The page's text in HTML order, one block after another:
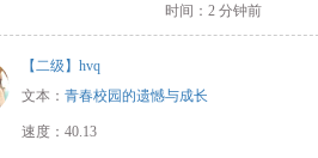
时间：2 分钟前
【二级】hvq
文本： 青春校园的遗憾与成长
速度：40.13